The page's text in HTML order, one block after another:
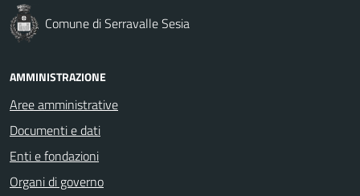
Comune di Serravalle Sesia
AMMINISTRAZIONE
Aree amministrative
Documenti e dati
Enti e fondazioni
Organi di governo